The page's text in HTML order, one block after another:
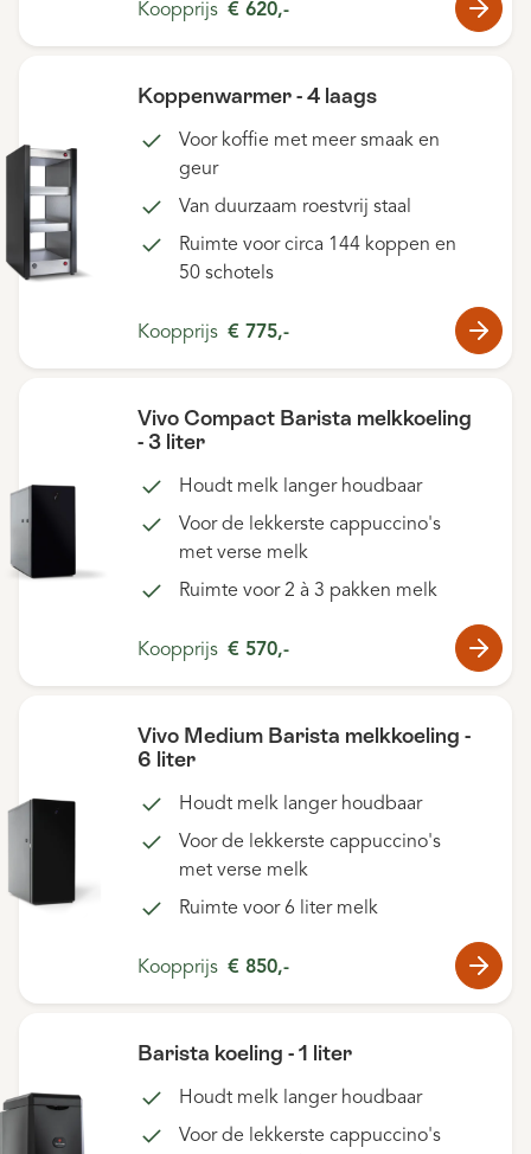
Koopprijs € 620,-
Koppenwarmer - 4 laags
Voor koffie met meer smaak en
geur
Van duurzaam roestvrij staal
Ruimte voor circa 144 koppen en
50 schotels
Koopprijs € 775,-
Vivo Compact Barista melkkoeling
- 3 liter
Houdt melk langer houdbaar
Voor de lekkerste cappuccino's
met verse melk
Ruimte voor 2 à 3 pakken melk
Koopprijs € 570,-
Vivo Medium Barista melkkoeling -
6 liter
Houdt melk langer houdbaar
Voor de lekkerste cappuccino's
met verse melk
Ruimte voor 6 liter melk
Koopprijs € 850,-
Barista koeling - 1 liter
Houdt melk langer houdbaar
Voor de lekkerste cappuccino's